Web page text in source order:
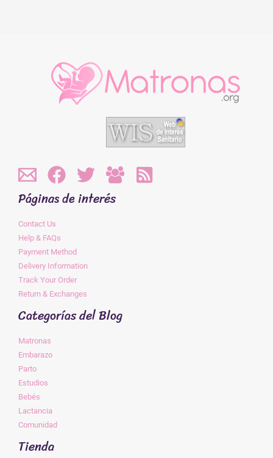
Páginas de interés
Contact Us
Help & FAQs
Payment Method
Delivery Information
Track Your Order
Return & Exchanges
Categorías del Blog
Matronas
Embarazo
Parto
Estudios
Bebés
Lactancia
Comunidad
Tienda